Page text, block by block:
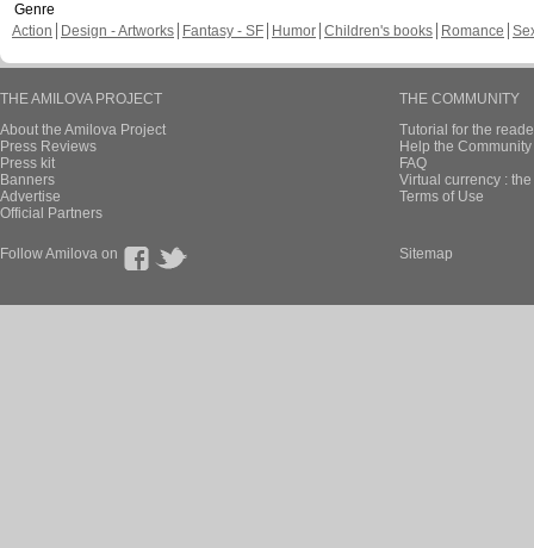
Genre
Action
Design - Artworks Fantasy - SF Humor Children's books Romance
THE AMILOVA PROJECT
About the Amilova Project
Press Reviews
Press kit
Banners
Advertise
Official Partners
THE COMMUNITY
Tutorial for the
Help the
FAQ
Virtual currency :
Terms of Use
Follow Amilova on Sitemap